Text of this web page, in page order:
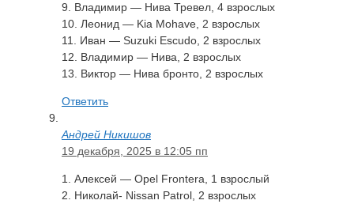
9. Владимир — Нива Тревел, 4 взрослых
10. Леонид — Kia Mohave, 2 взрослых
11. Иван — Suzuki Escudo, 2 взрослых
12. Владимир — Нива, 2 взрослых
13. Виктор — Нива бронто, 2 взрослых
Ответить
Андрей Никишов
19 декабря, 2025 в 12:05 пп
1. Алексей — Opel Frontera, 1 взрослый
2. Николай- Nissan Patrol, 2 взрослых